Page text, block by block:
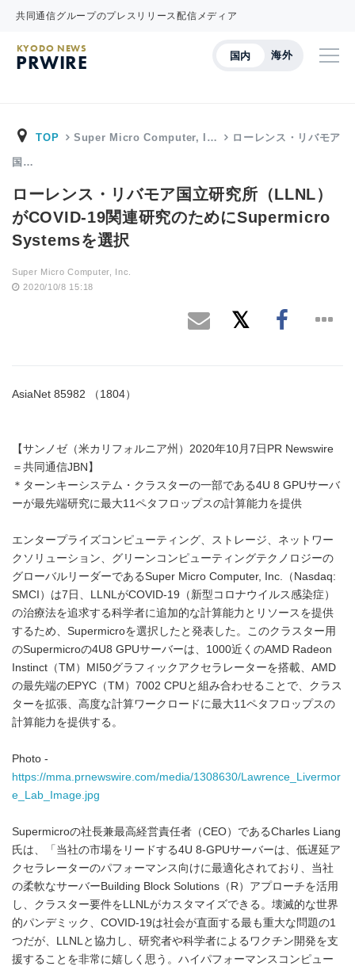
共同通信グループのプレスリリース配信メディア
国内 海外
KYODO NEWS
PRWIRE
TOP Super Micro Computer, I… ローレンス・リバモア
国…
ローレンス・リバモア国立研究所（LLNL）
がCOVID-19関連研究のためにSupermicro
Systemsを選択
Super Micro Computer, Inc.
2020/10/8 15:18
AsiaNet 85982 （1804）
【サンノゼ（米カリフォルニア州）2020年10月7日PR Newswire
＝共同通信JBN】
＊ターンキーシステム・クラスターの一部である4U 8 GPUサーバ
ーが最先端研究に最大11ペタフロップスの計算能力を提供
エンタープライズコンピューティング、ストレージ、ネットワー
クソリューション、グリーンコンピューティングテクノロジーの
グローバルリーダーであるSuper Micro Computer, Inc.（Nasdaq:
SMCI）は7日、LLNLがCOVID-19（新型コロナウイルス感染症）
の治療法を追求する科学者に追加的な計算能力とリソースを提供
するため、Supermicroを選択したと発表した。このクラスター用
のSupermicroの4U8 GPUサーバーは、1000近くのAMD Radeon
Instinct（TM）MI50グラフィックアクセラレーターを搭載、AMD
の最先端のEPYC（TM）7002 CPUと組み合わせることで、クラス
ターを拡張、高度な計算ワークロードに最大11ペタフロップスの
計算能力を提供する。
Photo -
https://mma.prnewswire.com/media/1308630/Lawrence_Livermor
e_Lab_Image.jpg
Supermicroの社長兼最高経営責任者（CEO）であるCharles Liang
氏は、「当社の市場をリードする4U 8-GPUサーバーは、低遅延ア
クセラレーターのパフォーマンス向けに最適化されており、当社
の柔軟なサーバーBuilding Block Solutions（R）アプローチを活用
し、クラスター要件をLLNLがカスタマイズできる。壊滅的な世界
的パンデミック、COVID-19は社会が直面する最も重大な問題の1
つだが、LLNLと協力し、研究者や科学者によるワクチン開発を支
援することを非常に嬉しく思う。ハイパフォーマンスコンピュー